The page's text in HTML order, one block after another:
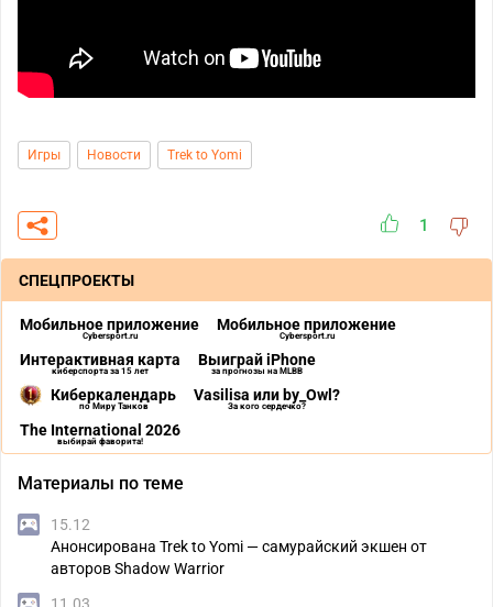
Игры Новости Trek to Yomi
1
СПЕЦПРОЕКТЫ
Мобильное приложение
Cybersport.ru
Мобильное приложение
Cybersport.ru
Интерактивная карта
киберспорта за 15 лет
Выиграй iPhone
за прогнозы на MLBB
Киберкалендарь
по Миру Танков
Vasilisa или by_Owl?
За кого сердечко?
The International 2026
выбирай фаворита!
Материалы по теме
15.12
Анонсирована Trek to Yomi — самурайский экшен от
авторов Shadow Warrior